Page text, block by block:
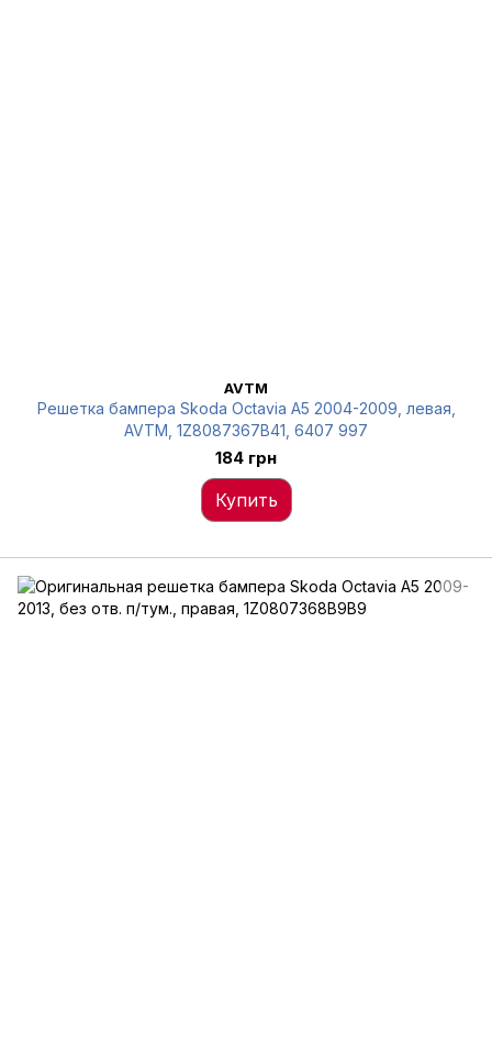
AVTM
Решетка бампера Skoda Octavia A5 2004-2009, левая,
AVTM, 1Z8087367B41, 6407 997
184 грн
Купить